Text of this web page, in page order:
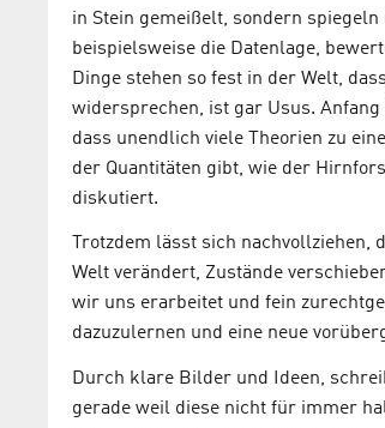
in Stein gemeißelt, sondern
beispielsweise die Datenlage,
Dinge stehen so fest in der Welt,
widersprechen, ist gar Usus.
dass unendlich viele Theorien zu
der Quantitäten gibt, wie der
diskutiert.
Trotzdem lässt sich
Welt verändert, Zustände
wir uns erarbeitet und fein
dazuzulernen und eine neue
Durch klare Bilder und Ideen,
gerade weil diese nicht für immer